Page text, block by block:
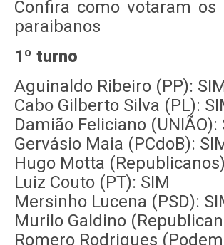
Confira como votaram os
paraibanos
1º turno
Aguinaldo Ribeiro (PP):
Cabo Gilberto Silva (PL):
Damião Feliciano (UNIÃO):
Gervásio Maia (PCdoB):
Hugo Motta
Luiz Couto (PT): SIM
Mersinho Lucena (PSD):
Murilo Galdino
Romero Rodrigues